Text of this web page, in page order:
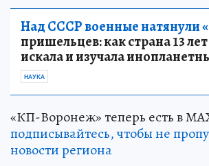
Над СССР военные натянули
пришельцев: как страна 13
искала и изучала
НАУКА
«КП-Воронеж» теперь есть в
подписывайтесь, чтобы не
новости региона